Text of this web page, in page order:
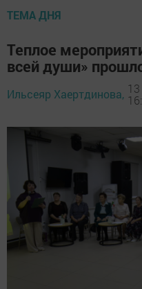
ТЕМА ДНЯ
Теплое
всей души»
Ильсеяр Хаертдинова,